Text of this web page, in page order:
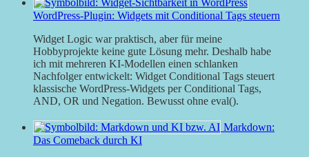
WordPress-Plugin: Widgets mit Conditional Tags steuern
Widget Logic war praktisch, aber für meine
Hobbyprojekte keine gute Lösung mehr. Deshalb habe
ich mit mehreren KI-Modellen einen schlanken
Nachfolger entwickelt: Widget Conditional Tags steuert
klassische WordPress-Widgets per Conditional Tags,
AND, OR und Negation. Bewusst ohne eval().
Markdown:
Das Comeback durch KI